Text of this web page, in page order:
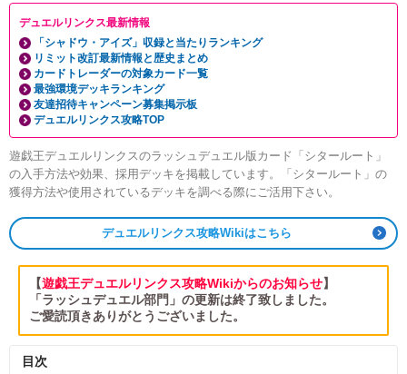
デュエルリンクス最新情報
「シャドウ・アイズ」収録と当たりランキング
リミット改訂最新情報と歴史まとめ
カードトレーダーの対象カード一覧
最強環境デッキランキング
友達招待キャンペーン募集掲示板
デュエルリンクス攻略TOP
遊戯王デュエルリンクスのラッシュデュエル版カード「シタールート」
の入手方法や効果、採用デッキを掲載しています。「シタールート」の
獲得方法や使用されているデッキを調べる際にご活用下さい。
デュエルリンクス攻略Wikiはこちら
【遊戯王デュエルリンクス攻略Wikiからのお知らせ】
「ラッシュデュエル部門」の更新は終了致しました。
ご愛読頂きありがとうございました。
目次